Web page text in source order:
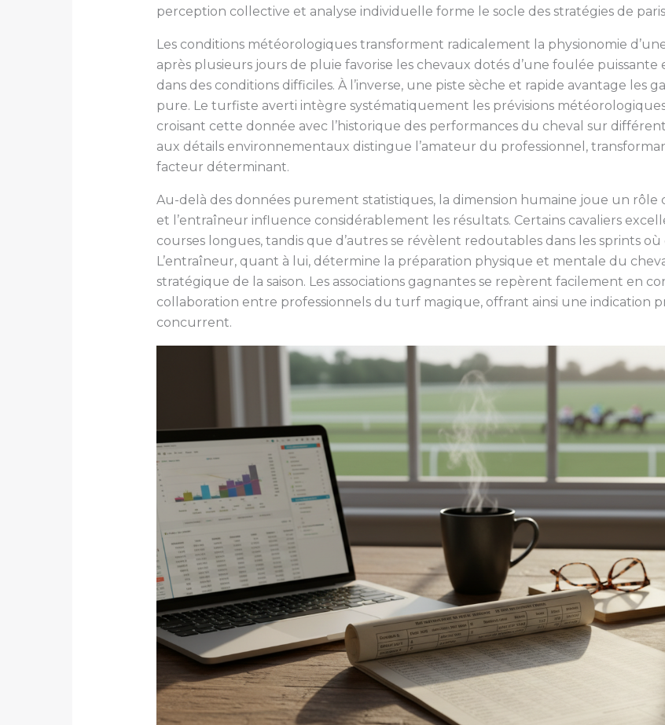
perception collective et analyse individuelle forme le socle des stratégies de
Les conditions météorologiques transforment radicalement la physionomie
après plusieurs jours de pluie favorise les chevaux dotés d’une foulée puissante
dans des conditions difficiles. À l’inverse, une piste sèche et rapide avantage les
pure. Le turfiste averti intègre systématiquement les prévisions
croisant cette donnée avec l’historique des performances du cheval sur
aux détails environnementaux distingue l’amateur du professionnel,
facteur déterminant.
Au-delà des données purement statistiques, la dimension humaine joue un rôle
et l’entraîneur influence considérablement les résultats. Certains cavaliers
courses longues, tandis que d’autres se révèlent redoutables dans les sprints
L’entraîneur, quant à lui, détermine la préparation physique et mentale du
stratégique de la saison. Les associations gagnantes se repèrent facilement en
collaboration entre professionnels du turf magique, offrant ainsi une indication
concurrent.